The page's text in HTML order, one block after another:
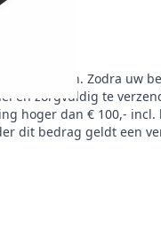
werkdagen. Zodra uw
en zorgvuldig te
hoger dan € 100,-
dit bedrag geldt een